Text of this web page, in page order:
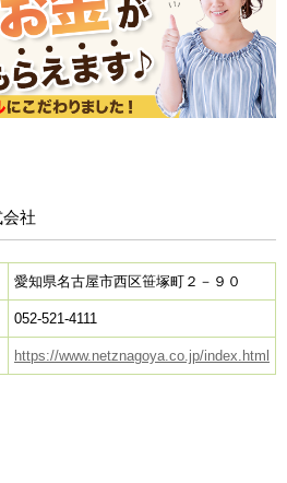
社
愛知県名古屋市西区笹塚町２－９０
052-521-4111
https://www.netznagoya.co.jp/index.html